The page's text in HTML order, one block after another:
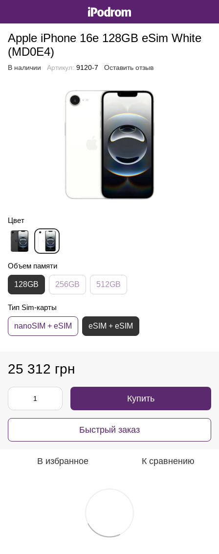
Apple iPhone 16e 128GB eSim White
(MD0E4)
В наличии Артикул: 9120-7 Оставить отзыв
Цвет
Объем памяти
128GB 256GB 512GB
Тип Sim-карты
nanoSIM + eSIM eSIM + eSIM
25 312 грн
Купить
Быстрый заказ
В избранное К сравнению